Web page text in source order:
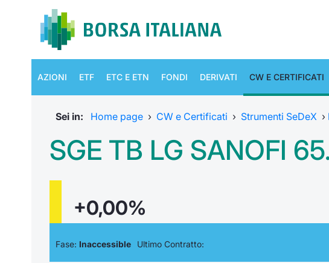
AZIONI ETF ETC E ETN FONDI DERIVATI CW E CERTIFICATI
Sei in: Home page › CW e Certificati › Strumenti SeDeX ›
SGE TB LG SANOFI
+0,00%
Fase: Inaccessible Ultimo Contratto: